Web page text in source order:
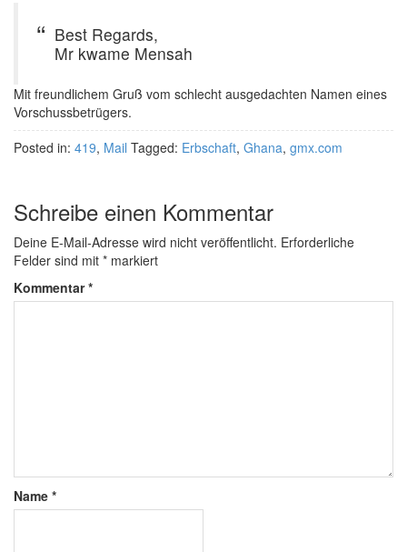
Best Regards,
Mr kwame Mensah
Mit freundlichem Gruß vom schlecht ausgedachten Namen eines
Vorschussbetrügers.
Posted in: 419, Mail Tagged: Erbschaft, Ghana, gmx.com
Schreibe einen Kommentar
Deine E-Mail-Adresse wird nicht veröffentlicht. Erforderliche
Felder sind mit * markiert
Kommentar*
Name *